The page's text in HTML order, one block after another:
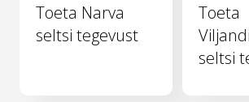
Toeta Narva
seltsi tegevust
Toeta
seltsi